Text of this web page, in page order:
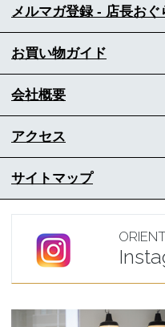
メルマガ登録 - 店長おぐ
お買い物ガイド
会社概要
アクセス
サイトマップ